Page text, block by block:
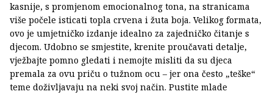
kasnije, s promjenom emocionalnog tona, na stranicama
više počele isticati topla crvena i žuta boja. Velikog formata,
ovo je umjetničko izdanje idealno za zajedničko čitanje s
djecom. Udobno se smjestite, krenite proučavati detalje,
vježbajte pomno gledati i nemojte misliti da su djeca
premala za ovu priču o tužnom ocu – jer ona često „teške“
teme doživljavaju na neki svoj način. Pustite mlade